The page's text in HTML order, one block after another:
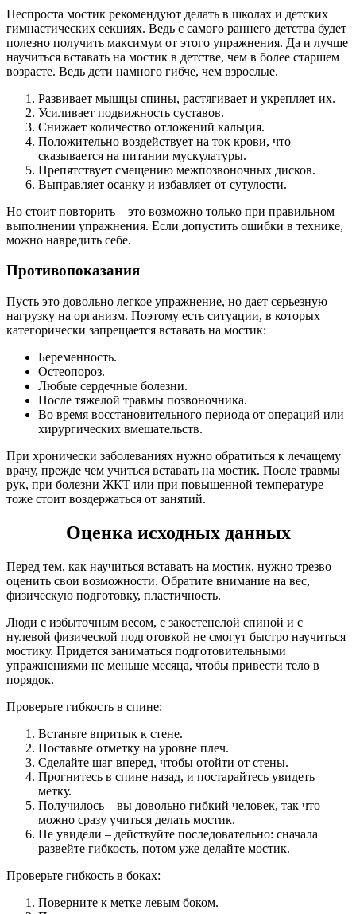
Неспроста мостик рекомендуют делать в школах и детских
гимнастических секциях. Ведь с самого раннего детства будет
полезно получить максимум от этого упражнения. Да и лучше
научиться вставать на мостик в детстве, чем в более старшем
возрасте. Ведь дети намного гибче, чем взрослые.
Развивает мышцы спины, растягивает и укрепляет их.
Усиливает подвижность суставов.
Снижает количество отложений кальция.
Положительно воздействует на ток крови, что
сказывается на питании мускулатуры.
Препятствует смещению межпозвоночных дисков.
Выправляет осанку и избавляет от сутулости.
Но стоит повторить – это возможно только при правильном
выполнении упражнения. Если допустить ошибки в технике,
можно навредить себе.
Противопоказания
Пусть это довольно легкое упражнение, но дает серьезную
нагрузку на организм. Поэтому есть ситуации, в которых
категорически запрещается вставать на мостик:
Беременность.
Остеопороз.
Любые сердечные болезни.
После тяжелой травмы позвоночника.
Во время восстановительного периода от операций или
хирургических вмешательств.
При хронически заболеваниях нужно обратиться к лечащему
врачу, прежде чем учиться вставать на мостик. После травмы
рук, при болезни ЖКТ или при повышенной температуре
тоже стоит воздержаться от занятий.
Оценка исходных данных
Перед тем, как научиться вставать на мостик, нужно трезво
оценить свои возможности. Обратите внимание на вес,
физическую подготовку, пластичность.
Люди с избыточным весом, с закостенелой спиной и с
нулевой физической подготовкой не смогут быстро научиться
мостику. Придется заниматься подготовительными
упражнениями не меньше месяца, чтобы привести тело в
порядок.
Проверьте гибкость в спине:
Встаньте впритык к стене.
Поставьте отметку на уровне плеч.
Сделайте шаг вперед, чтобы отойти от стены.
Прогнитесь в спине назад, и постарайтесь увидеть
метку.
Получилось – вы довольно гибкий человек, так что
можно сразу учиться делать мостик.
Не увидели – действуйте последовательно: сначала
развейте гибкость, потом уже делайте мостик.
Проверьте гибкость в боках:
Поверните к метке левым боком.